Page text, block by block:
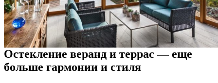
Остекление веранд и террас — еще
больше гармонии и стиля